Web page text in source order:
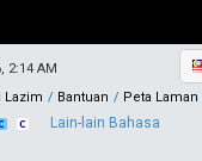
2:14 AM
Lazim Bantuan Peta Laman
Lain-lain Bahasa